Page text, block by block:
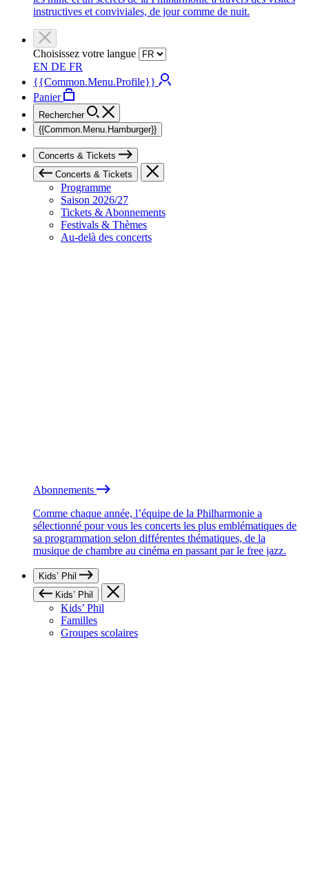
instructives et conviviales, de jour comme de nuit.
Choisissez votre langue
EN DE FR
{{Common.Menu.Profile}}
Panier
Rechercher
{{Common.Menu.Hamburger}}
Concerts & Tickets
Concerts & Tickets
Programme
Saison 2026/27
Tickets & Abonnements
Festivals & Thèmes
Au-delà des concerts
Abonnements
Comme chaque année, l’équipe de la Philharmonie a
sélectionné pour vous les concerts les plus emblématiques de
sa programmation selon différentes thématiques, de la
musique de chambre au cinéma en passant par le free jazz.
Kids’ Phil
Kids’ Phil
Kids’ Phil
Familles
Groupes scolaires